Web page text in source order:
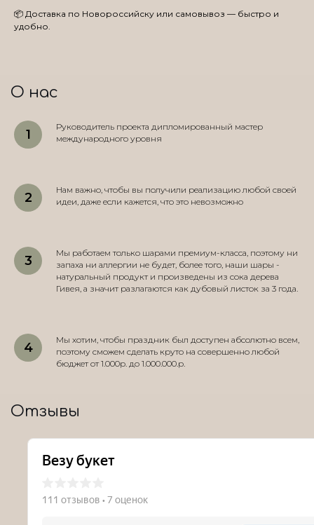
📦 Доставка по Новороссийску или самовывоз — быстро и
удобно.
О нас
Руководитель проекта дипломированный мастер
международного уровня
Нам важно, чтобы вы получили реализацию любой своей
идеи, даже если кажется, что это невозможно
Мы работаем только шарами премиум-класса, поэтому ни
запаха ни аллергии не будет, более того, наши шары -
натуральный продукт и произведены из сока дерева
Гивея, а значит разлагаются как дубовый листок за 3 года.
Мы хотим, чтобы праздник был доступен абсолютно всем,
поэтому сможем сделать круто на совершенно любой
бюджет от 1.000р. до 1.000.000.р.
Отзывы